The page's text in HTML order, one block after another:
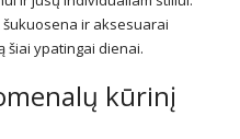
ir aksesuarai
šiai ypatingai dienai.
kūrinį